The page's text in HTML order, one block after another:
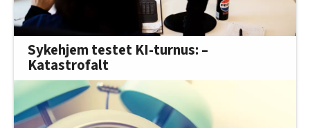
Sykehjem testet KI-turnus: –
Katastrofalt